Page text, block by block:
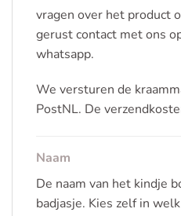
vragen over het product
gerust contact met ons
whatsapp.
We versturen de
PostNL. De
Naam
De naam van het kindje
badjasje. Kies zelf in